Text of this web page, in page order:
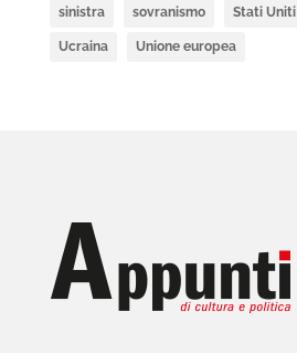
sinistra sovranismo Stati Uniti
Ucraina Unione europea